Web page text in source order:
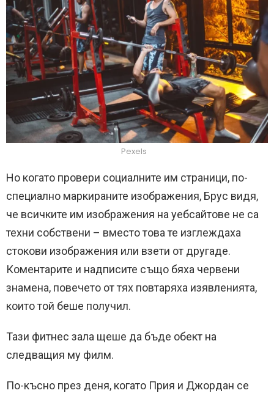
Pexels
Но когато провери социалните им страници, по-
специално маркираните изображения, Брус видя,
че всичките им изображения на уебсайтове не са
техни собствени – вместо това те изглеждаха
стокови изображения или взети от другаде.
Коментарите и надписите също бяха червени
знамена, повечето от тях повтаряха изявленията,
които той беше получил.
Тази фитнес зала щеше да бъде обект на
следващия му филм.
По-късно през деня, когато Прия и Джордан се